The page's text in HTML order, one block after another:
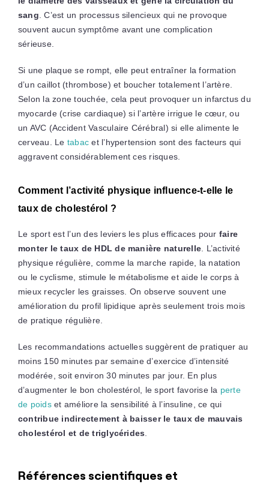
sang. C’est un processus silencieux qui ne provoque
souvent aucun symptôme avant une complication
sérieuse.
Si une plaque se rompt, elle peut entraîner la formation
d’un caillot (thrombose) et boucher totalement l’artère.
Selon la zone touchée, cela peut provoquer un infarctus du
myocarde (crise cardiaque) si l’artère irrigue le cœur, ou
un AVC (Accident Vasculaire Cérébral) si elle alimente le
cerveau. Le tabac et l’hypertension sont des facteurs qui
aggravent considérablement ces risques.
Comment l’activité physique influence-t-elle le
taux de cholestérol ?
Le sport est l’un des leviers les plus efficaces pour faire
monter le taux de HDL de manière naturelle. L’activité
physique régulière, comme la marche rapide, la natation
ou le cyclisme, stimule le métabolisme et aide le corps à
mieux recycler les graisses. On observe souvent une
amélioration du profil lipidique après seulement trois mois
de pratique régulière.
Les recommandations actuelles suggèrent de pratiquer au
moins 150 minutes par semaine d’exercice d’intensité
modérée, soit environ 30 minutes par jour. En plus
d’augmenter le bon cholestérol, le sport favorise la perte
de poidset améliore la sensibilité à l’insuline, ce qui
contribue indirectement à baisser le taux de mauvais
cholestérol et de triglycérides.
Références scientifiques et